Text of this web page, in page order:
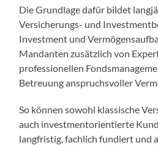
Die Grundlage dafür bildet
Versicherungs- und
Investment und
Mandanten zusätzlich von
professionellen
Betreuung anspruchsvoller
So können sowohl klassische
auch investmentorientierte
langfristig, fachlich fundiert und